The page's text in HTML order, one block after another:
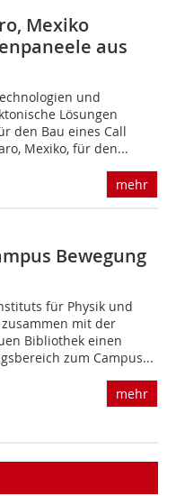
Mexiko
aus
und
Lösungen
den Bau eines Call
Mexiko, für den...
mehr
Bewegung
für Physik und
mit der
Bibliothek einen
zum Campus...
mehr